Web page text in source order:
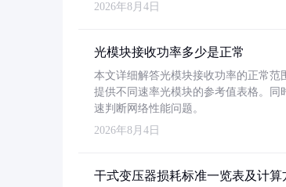
2026年8月4日
光模块接收功率多少是正常
本文详细解答光模块接收功率的正常范
提供不同速率光模块的参考值表格。
速判断网络性能问题。
2026年8月4日
干式变压器损耗标准一览表及计算